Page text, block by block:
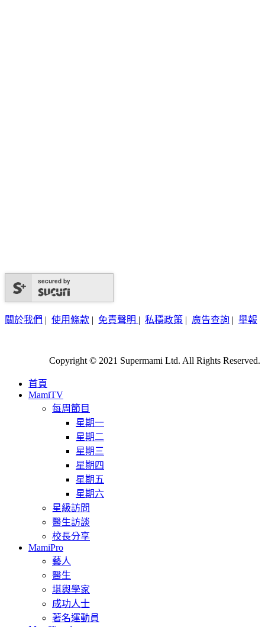
secured by
關於我們 | 使用條款 | 免責聲明 | 私穩政策 | 廣告查詢 | 舉報
Copyright © 2021 Supermami Ltd. All Rights Reserved.
首頁
MamiTV
每周節目
星期一
星期二
星期三
星期四
星期五
星期六
星級訪問
醫生訪談
校長分享
MamiPro
藝人
醫生
堪輿學家
成功人士
著名運動員